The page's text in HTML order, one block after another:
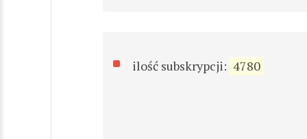
ilość subskrypcji: 4780